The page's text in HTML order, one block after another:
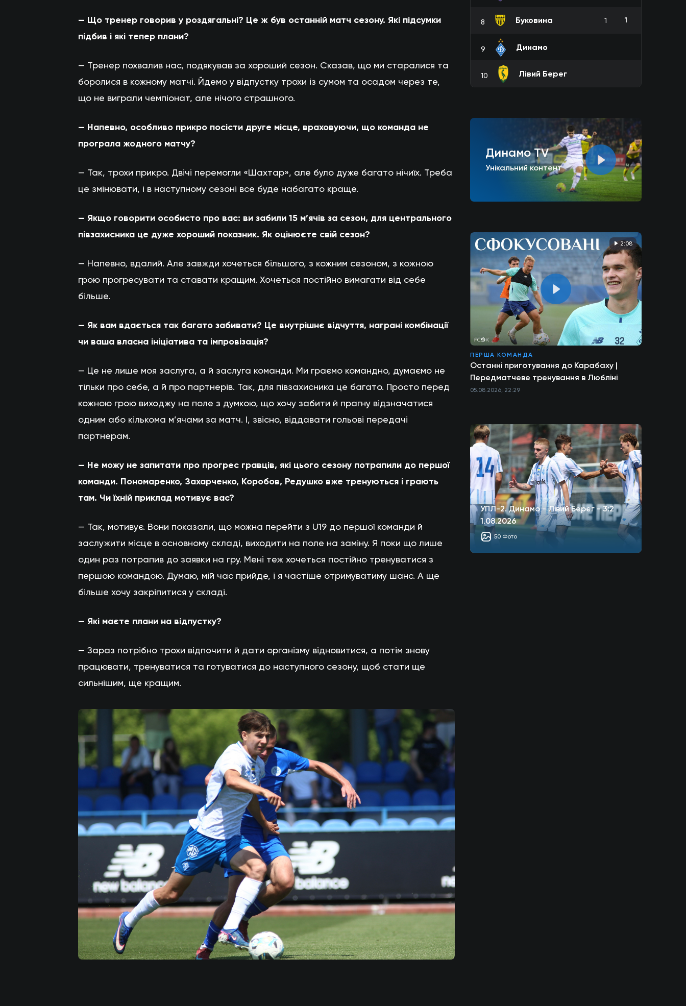
— Що тренер говорив у роздягальні? Це ж був останній матч сезону. Які підсумки
підбив і які тепер плани?
— Тренер похвалив нас, подякував за хороший сезон. Сказав, що ми старалися та
боролися в кожному матчі. Йдемо у відпустку трохи із сумом та осадом через те,
що не виграли чемпіонат, але нічого страшного.
— Напевно, особливо прикро посісти друге місце, враховуючи, що команда не
програла жодного матчу?
— Так, трохи прикро. Двічі перемогли «Шахтар», але було дуже багато нічиїх. Треба
це змінювати, і в наступному сезоні все буде набагато краще.
— Якщо говорити особисто про вас: ви забили 15 м’ячів за сезон, для центрального
півзахисника це дуже хороший показник. Як оцінюєте свій сезон?
— Напевно, вдалий. Але завжди хочеться більшого, з кожним сезоном, з кожною
грою прогресувати та ставати кращим. Хочеться постійно вимагати від себе
більше.
— Як вам вдається так багато забивати? Це внутрішнє відчуття, награні комбінації
чи ваша власна ініціатива та імпровізація?
— Це не лише моя заслуга, а й заслуга команди. Ми граємо командно, думаємо не
тільки про себе, а й про партнерів. Так, для півзахисника це багато. Просто перед
кожною грою виходжу на поле з думкою, що хочу забити й прагну відзначатися
одним або кількома м’ячами за матч. І, звісно, віддавати гольові передачі
партнерам.
— Не можу не запитати про прогрес гравців, які цього сезону потрапили до першої
команди. Пономаренко, Захарченко, Коробов, Редушко вже тренуються і грають
там. Чи їхній приклад мотивує вас?
— Так, мотивує. Вони показали, що можна перейти з U19 до першої команди й
заслужити місце в основному складі, виходити на поле на заміну. Я поки що лише
один раз потрапив до заявки на гру. Мені теж хочеться постійно тренуватися з
першою командою. Думаю, мій час прийде, і я частіше отримуватиму шанс. А ще
більше хочу закріпитися у складі.
— Які маєте плани на відпустку?
— Зараз потрібно трохи відпочити й дати організму відновитися, а потім знову
працювати, тренуватися та готуватися до наступного сезону, щоб стати ще
сильнішим, ще кращим.
8 Буковина 1 1
9 Динамо
10 Лівий Берег
Динамо TV
Унікальний контент
2:08
ПЕРША КОМАНДА
Останні приготування до Карабаху |
Передматчеве тренування в Любліні
05.08.2026, 22:29
УПЛ-2. Динамо - Лівий Берег - 3:2
1.08.2026
50 Фото